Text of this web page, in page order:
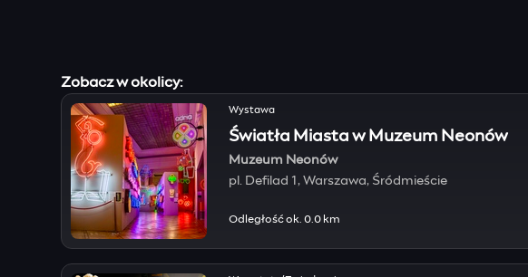
Zobacz w okolicy:
Wystawa
Światła Miasta w Muzeum Neonów
Muzeum Neonów
pl. Defilad 1, Warszawa, Śródmieście
Odległość ok. 0.0 km